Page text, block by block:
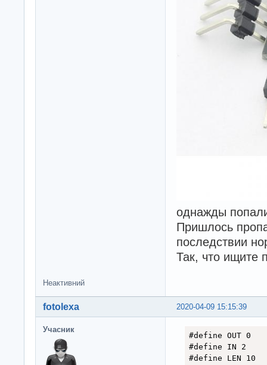
однажды
Пришлось
последствии
Так, что ищите
Неактивний
2020-04-09 15:15:39
fotolexa
Учасник
#define OUT 0
#define IN 2
#define LEN 10